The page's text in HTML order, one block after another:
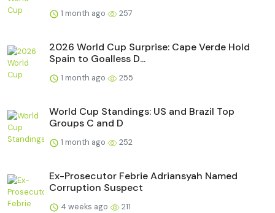
1 month ago 257
2026 World Cup Surprise: Cape Verde Hold
Spain to Goalless D...
1 month ago 255
World Cup Standings: US and Brazil Top
Groups C and D
1 month ago 252
Ex-Prosecutor Febrie Adriansyah Named
Corruption Suspect
4 weeks ago 211